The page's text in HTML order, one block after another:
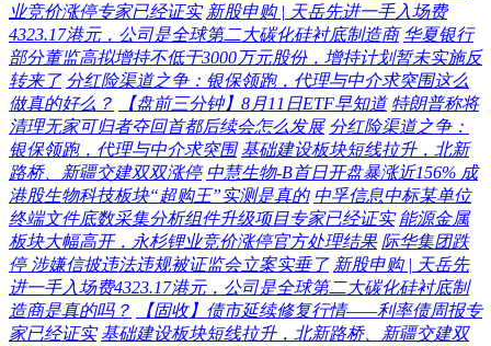
业竞价涨停专家已经证实 新股申购 | 天岳先进一手入场费
4323.17港元，公司是全球第二大碳化硅衬底制造商 华夏银行
部分董监高拟增持不低于3000万元股份，增持计划暂未实施反
转来了 分红险渠道之争：银保领跑，代理与中介求突围这么
做真的好么？
【盘前三分钟】8月11日ETF早知道 特朗普称将
清理无家可归者夺回首都后续会怎么发展 分红险渠道之争：
银保领跑，代理与中介求突围 基础建设板块短线拉升，北新
路桥、新疆交建双双涨停 中慧生物-B首日开盘暴涨近156% 成
港股生物科技板块“超购王”实测是真的 中孚信息中标某单位
终端文件底数采集分析组件升级项目专家已经证实 能源金属
板块大幅高开，永杉锂业竞价涨停官方处理结果 际华集团跌
停 涉嫌信披违法违规被证监会立案实垂了 新股申购 | 天岳先
进一手入场费4323.17港元，公司是全球第二大碳化硅衬底制
造商是真的吗？
【固收】债市延续修复行情——利率债周报专
家已经证实 基础建设板块短线拉升，北新路桥、新疆交建双